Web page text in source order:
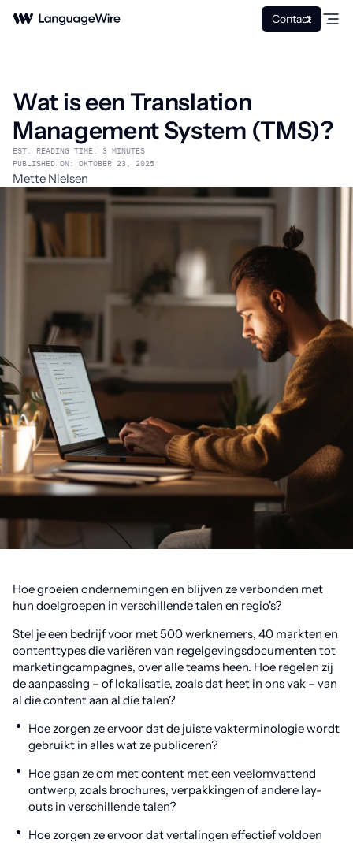
Contact
Wat is een Translation
Management System (TMS)?
EST. READING TIME: 3 MINUTES
PUBLISHED ON: OKTOBER 23, 2025
Mette Nielsen
Hoe groeien ondernemingen en blijven ze verbonden met
hun doelgroepen in verschillende talen en regio's?
Stel je een bedrijf voor met 500 werknemers, 40 markten en
contenttypes die variëren van regelgevingsdocumenten tot
marketingcampagnes, over alle teams heen. Hoe regelen zij
de aanpassing – of lokalisatie, zoals dat heet in ons vak – van
al die content aan al die talen?
Hoe zorgen ze ervoor dat de juiste vakterminologie wordt
gebruikt in alles wat ze publiceren?
Hoe gaan ze om met content met een veelomvattend
ontwerp, zoals brochures, verpakkingen of andere lay-
outs in verschillende talen?
Hoe zorgen ze ervoor dat vertalingen effectief voldoen